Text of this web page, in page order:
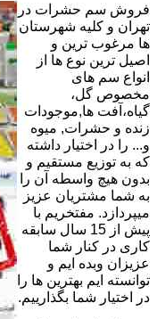
فروش سم حشرات در
تهران و کلیه شهرستان
ها مرغوب ترین و
اصیل ترین نوع ها از
انواع سم های
مخصوص گل،
گیاه،آفت ها,موجودات
زنده و حشرات, میوه
و... را در اختیار داشته
که به توزیع مستقیم و
بدون هیچ واسطه آن را
به شما مشتریان عزیز
میپردازد. مفتخریم با
پیش از 15 سال سابقه
کاری در کنار شما
عزیزان وبده ایم و
توانسته ایم بهترین ها را
در اختیار شما بگذارییم.